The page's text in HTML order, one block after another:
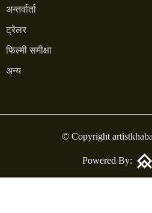
अन्तर्वार्ता
ट्रेलर
फिल्मी समीक्षा
अन्य
© Copyright
Powered By: